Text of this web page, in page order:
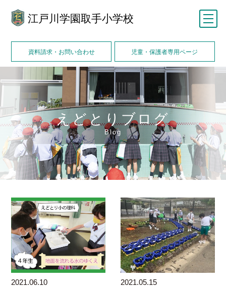
江戸川学園取手小学校
資料請求・お問い合わせ 児童・保護者専用ページ
えどとりブログ
Blog
メニュー
2021.06.10 2021.05.15